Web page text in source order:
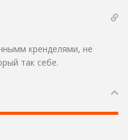
кренделями, не
так себе.